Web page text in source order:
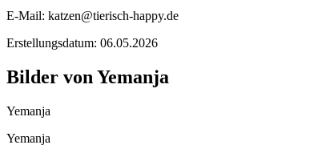
E-Mail: katzen@tierisch-happy.de
Erstellungsdatum: 06.05.2026
Bilder vonYemanja
Yemanja
Yemanja